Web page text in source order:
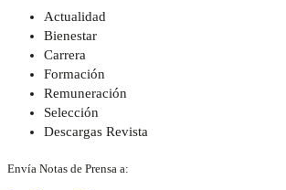
Actualidad
Bienestar
Carrera
Formación
Remuneración
Selección
Descargas Revista
Envía Notas de Prensa a: